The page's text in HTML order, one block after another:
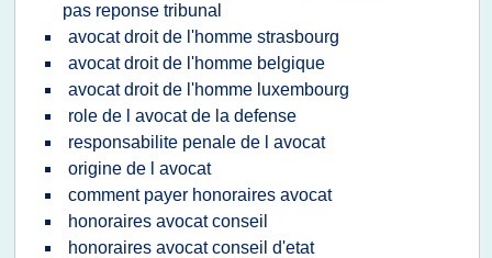
pas reponse tribunal
avocat droit de l'homme strasbourg
avocat droit de l'homme belgique
avocat droit de l'homme luxembourg
role de l avocat de la defense
responsabilite penale de l avocat
origine de l avocat
comment payer honoraires avocat
honoraires avocat conseil
honoraires avocat conseil d'etat